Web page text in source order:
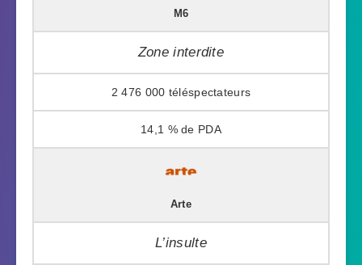
M6
Zone interdite
2 476 000
14,1 %
Arte
L’insulte